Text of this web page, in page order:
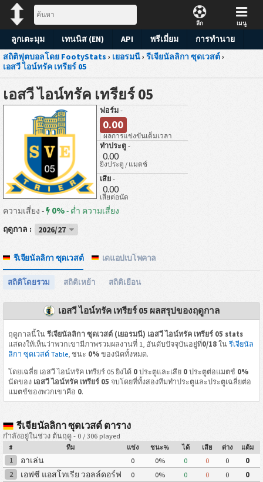
ลีก เมนู
ลูกเตะมุม เทนนิส (EN) API พรีเมี่ยม
การทำนาย
สถิติฟุตบอลโดย FootyStats › เยอรมนี› รีเจียนัลลิกา ซุดเวสต์›
เอสวี ไอน์ทรัค เทรียร์ 05
เอสวี ไอน์ทรัค เทรียร์ 05
ฟอร์ม -
0.00
ผลการแข่งขันเต็มเวลา
ทำประตู -
0.00
ยิงประตู / แมตช์
เสีย -
0.00
เสียต่อนัด
ความเสี่ยง - 0%- ต่ำ ความเสี่ยง
ฤดูกาล :
2026/27
รีเจียนัลลิกา ซุดเวสต์ เดแอปเบโพคาล
สถิติโดยรวม สถิติเหย้า สถิติเยือน
เอสวี ไอน์ทรัค เทรียร์ 05 ผลสรุปของฤดูกาล
ฤดูกาลนี้ใน รีเจียนัลลิกา ซุดเวสต์ (เยอรมนี) เอสวี ไอน์ทรัค เทรียร์ 05 stats
แสดงให้เห็นว่าพวกเขามีภาพรวมผลงานที่ 1, อันดับปัจจุบันอยู่ที่0/18ใน รีเจียนัล
ลิกา ซุดเวสต์ Table, ชนะ 0%ของนัดทั้งหมด.
โดยเฉลี่ย เอสวี ไอน์ทรัค เทรียร์ 05 ยิงได้ 0ประตูและเสีย 0ประตูต่อแมตช์ 0%
นัดของ เอสวี ไอน์ทรัค เทรียร์ 05 จบโดยที่ทั้งสองทีมทำประตูและประตูเฉลี่ยต่อ
แมตช์ของพวกเขาคือ 0.
รีเจียนัลลิกา ซุดเวสต์ ตาราง
กำลังอยู่ในช่วง ต้นฤดู - 0 / 306 played
# ทีม แข่ง ชนะ% ได้ เสีย ต่าง แต้ม
1 อาเล่น 0 0% 0 0 0
0
2
เอฟซี แอสโทเรีย วอลล์ดอร์ฟ 0 0% 0 0 0
0